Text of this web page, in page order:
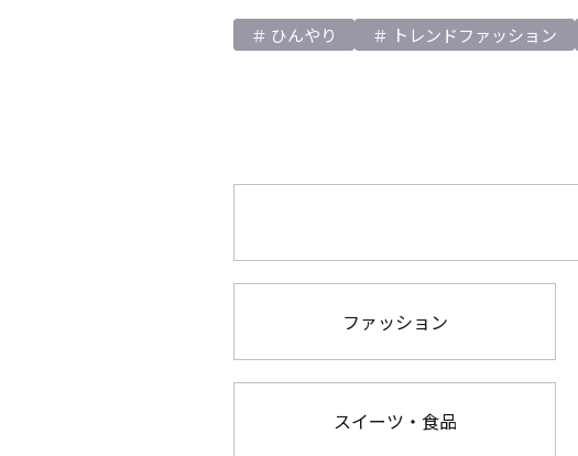
ひんやり トレンドファッション
ファッション
スイーツ・食品